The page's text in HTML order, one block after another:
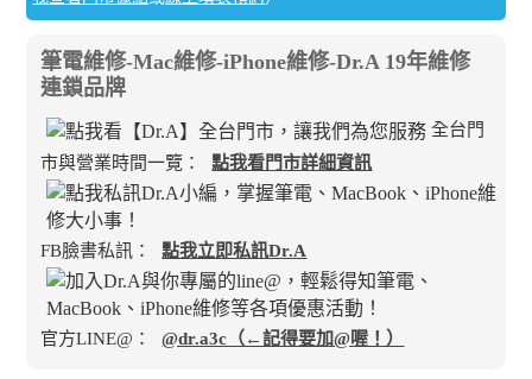
筆電維修-Mac維修-iPhone維修-Dr.A 19年維修
連鎖品牌
全台門
市與營業時間一覽：
點我看門市詳細資訊
FB臉書私訊： 點我立即私訊Dr.A
官方LINE@： @dr.a3c（←記得要加@喔！）